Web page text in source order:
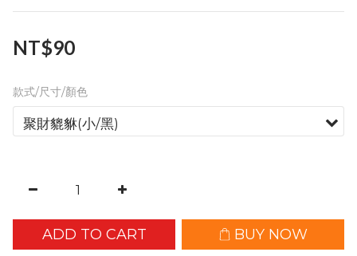
NT$90
款式/尺寸/顏色
ADD TO CART BUY NOW